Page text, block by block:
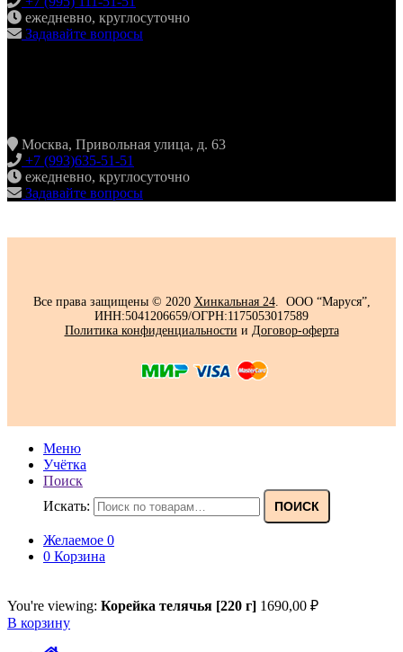
ежедневно, круглосуточно
Задавайте вопросы
Москва, Привольная улица, д. 63
+7 (993)635-51-51
ежедневно, круглосуточно
Задавайте вопросы
Все права защищены © 2020 Хинкальная 24. ООО “Маруся”,
ИНН:5041206659/ОГРН:1175053017589
Политика конфиденциальности‍ и Договор-оферта
Меню
Учётка
Поиск
Искать:
ПОИСК
Желаемое 0
0 Корзина
You're viewing: Корейка телячья [220 г] 1690,00 ₽
В корзину